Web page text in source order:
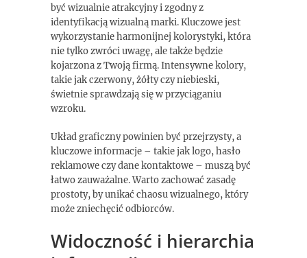
być wizualnie atrakcyjny i zgodny z
identyfikacją wizualną marki. Kluczowe jest
wykorzystanie harmonijnej kolorystyki, która
nie tylko zwróci uwagę, ale także będzie
kojarzona z Twoją firmą. Intensywne kolory,
takie jak czerwony, żółty czy niebieski,
świetnie sprawdzają się w przyciąganiu
wzroku.
Układ graficzny powinien być przejrzysty, a
kluczowe informacje – takie jak logo, hasło
reklamowe czy dane kontaktowe – muszą być
łatwo zauważalne. Warto zachować zasadę
prostoty, by unikać chaosu wizualnego, który
może zniechęcić odbiorców.
Widoczność i hierarchia